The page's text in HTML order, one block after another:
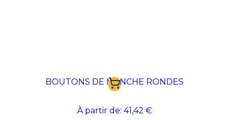
BOUTONS DE MANCHE RONDES
À partir de: 41,42 €